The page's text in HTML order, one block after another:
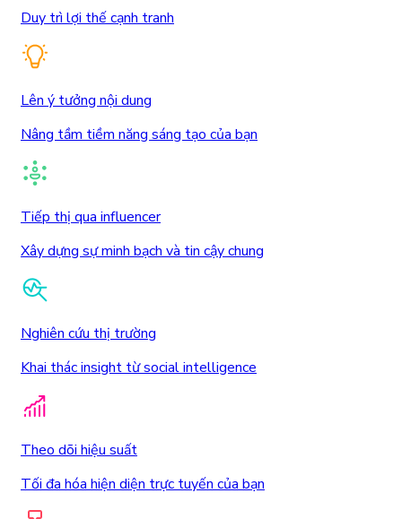
Duy trì lợi thế cạnh tranh
Lên ý tưởng nội dung
Nâng tầm tiềm năng sáng tạo của bạn
Tiếp thị qua influencer
Xây dựng sự minh bạch và tin cậy chung
Nghiên cứu thị trường
Khai thác insight từ social intelligence
Theo dõi hiệu suất
Tối đa hóa hiện diện trực tuyến của bạn